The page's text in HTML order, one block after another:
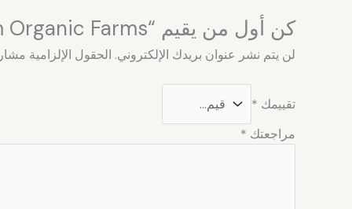
كن أول من يقيم “Wheat From Organic Farms”
لن يتم نشر عنوان بريدك الإلكتروني. الحقول الإلزامية مشار
تقييمك *
مراجعتك *